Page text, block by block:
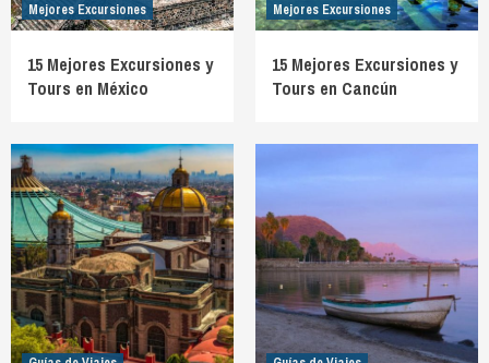
Mejores Excursiones
15 Mejores Excursiones y
Tours en México
Mejores Excursiones
15 Mejores Excursiones y
Tours en Cancún